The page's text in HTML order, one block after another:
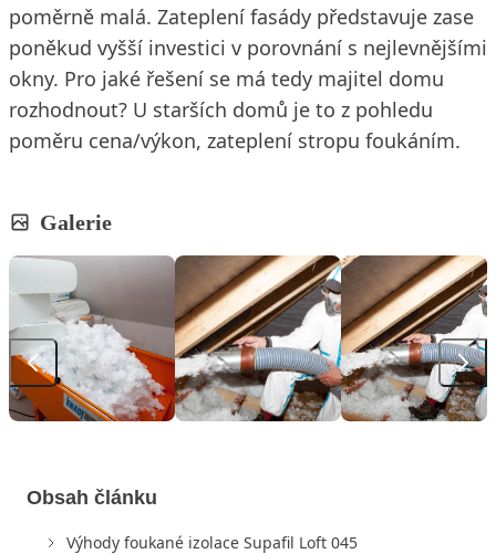
poměrně malá. Zateplení fasády představuje zase
poněkud vyšší investici v porovnání s nejlevnějšími
okny. Pro jaké řešení se má tedy majitel domu
rozhodnout? U starších domů je to z pohledu
poměru cena/výkon, zateplení stropu foukáním.
Galerie
Obsah článku
Výhody foukané izolace Supafil Loft 045